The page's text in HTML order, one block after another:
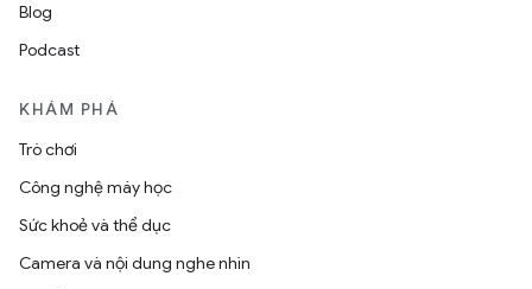
Blog
Podcast
KHÁM PHÁ
Trò chơi
Công nghệ máy học
Sức khoẻ và thể dục
Camera và nội dung nghe nhìn